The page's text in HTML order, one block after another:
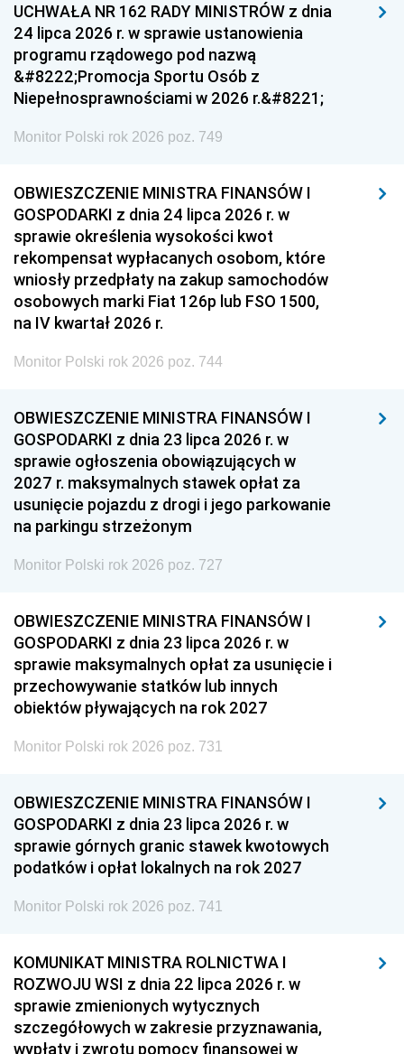
UCHWAŁA NR 162 RADY MINISTRÓW z dnia
24 lipca 2026 r. w sprawie ustanowienia
programu rządowego pod nazwą
&#8222;Promocja Sportu Osób z
Niepełnosprawnościami w 2026 r.&#8221;
Monitor Polski rok 2026 poz. 749
OBWIESZCZENIE MINISTRA FINANSÓW I
GOSPODARKI z dnia 24 lipca 2026 r. w
sprawie określenia wysokości kwot
rekompensat wypłacanych osobom, które
wniosły przedpłaty na zakup samochodów
osobowych marki Fiat 126p lub FSO 1500,
na IV kwartał 2026 r.
Monitor Polski rok 2026 poz. 744
OBWIESZCZENIE MINISTRA FINANSÓW I
GOSPODARKI z dnia 23 lipca 2026 r. w
sprawie ogłoszenia obowiązujących w
2027 r. maksymalnych stawek opłat za
usunięcie pojazdu z drogi i jego parkowanie
na parkingu strzeżonym
Monitor Polski rok 2026 poz. 727
OBWIESZCZENIE MINISTRA FINANSÓW I
GOSPODARKI z dnia 23 lipca 2026 r. w
sprawie maksymalnych opłat za usunięcie i
przechowywanie statków lub innych
obiektów pływających na rok 2027
Monitor Polski rok 2026 poz. 731
OBWIESZCZENIE MINISTRA FINANSÓW I
GOSPODARKI z dnia 23 lipca 2026 r. w
sprawie górnych granic stawek kwotowych
podatków i opłat lokalnych na rok 2027
Monitor Polski rok 2026 poz. 741
KOMUNIKAT MINISTRA ROLNICTWA I
ROZWOJU WSI z dnia 22 lipca 2026 r. w
sprawie zmienionych wytycznych
szczegółowych w zakresie przyznawania,
wypłaty i zwrotu pomocy finansowej w